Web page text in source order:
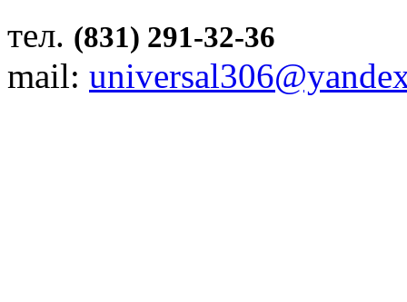
тел. (831) 291-32-36
mail: